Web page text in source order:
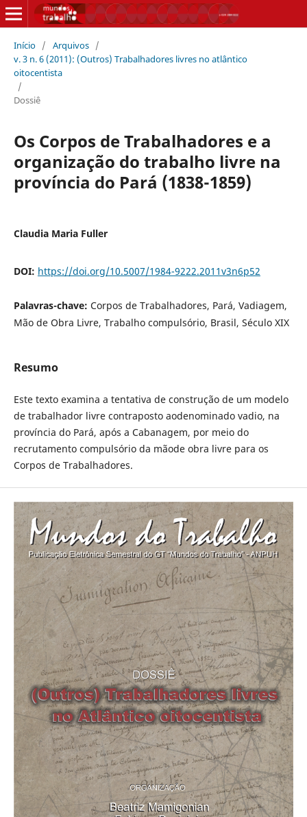
Início / Arquivos /
v. 3 n. 6 (2011): (Outros) Trabalhadores livres no atlântico
oitocentista
/
Dossiê
Os Corpos de Trabalhadores e a
organização do trabalho livre na
província do Pará (1838-1859)
Claudia Maria Fuller
DOI: https://doi.org/10.5007/1984-9222.2011v3n6p52
Palavras-chave: Corpos de Trabalhadores, Pará, Vadiagem,
Mão de Obra Livre, Trabalho compulsório, Brasil, Século XIX
Resumo
Este texto examina a tentativa de construção de um modelo
de trabalhador livre contraposto aodenominado vadio, na
província do Pará, após a Cabanagem, por meio do
recrutamento compulsório da mãode obra livre para os
Corpos de Trabalhadores.